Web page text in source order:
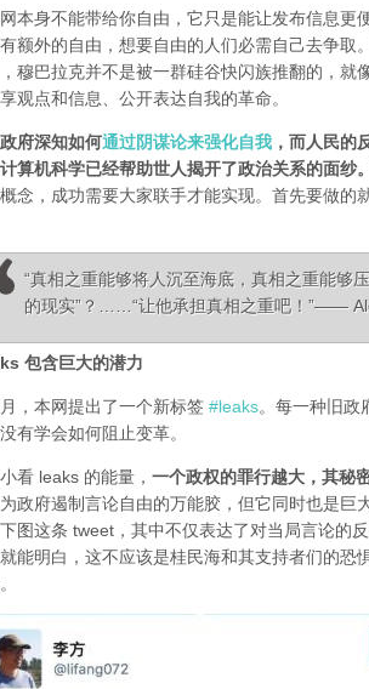
本身不能带给你自由，它只是能让发布信息更
额外的自由，想要自由的人们必需自己去争取
穆巴拉克并不是被一群硅谷快闪族推翻的，
观点和信息、公开表达自我的革命。
府深知如何通过阴谋论来强化自我 ，而人民的
算机科学已经帮助世人揭开了政治关系的面纱。
念，成功需要大家联手才能实现。首先要做的
“真相之重能够将人沉至海底，真相之重能够
的现实”？……“让他承担真相之重吧！”——
包含巨大的潜力
月，本网提出了一个新标签 #leaks。每一种旧政
有学会如何阻止变革。
看 leaks 的能量， 一个政权的罪行越大，其秘
政府遏制言论自由的万能胶，但它同时也是巨
图这条 tweet，其中不仅表达了对当局言论的
能明白，这不应该是桂民海和其支持者们的